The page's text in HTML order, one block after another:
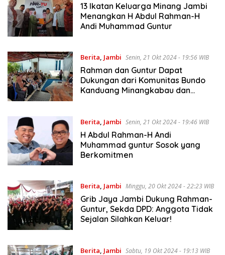
13 Ikatan Keluarga Minang Jambi
Menangkan H Abdul Rahman-H
Andi Muhammad Guntur
Berita, Jambi Senin, 21 Okt 2024 - 19:56 WIB
Rahman dan Guntur Dapat
Dukungan dari Komunitas Bundo
Kanduang Minangkabau dan
Berita, Jambi Senin, 21 Okt 2024 - 19:46 WIB
H Abdul Rahman-H Andi
Muhammad guntur Sosok yang
Berkomitmen
Berita, Jambi Minggu, 20 Okt 2024 - 22:23 WIB
Grib Jaya Jambi Dukung Rahman-
Guntur, Sekda DPD: Anggota Tidak
Sejalan Silahkan Keluar!
Berita, Jambi Sabtu, 19 Okt 2024 - 19:13 WIB